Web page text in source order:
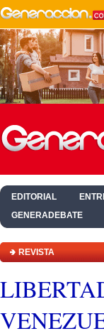
EDITORIAL
GENERADEBATE
REVISTA